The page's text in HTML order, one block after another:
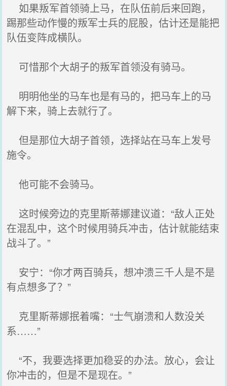
如果叛军首领骑上马，在队伍前后来回跑，
踢那些动作慢的叛军士兵的屁股，估计还是能把
队伍变阵成横队。
可惜那个大胡子的叛军首领没有骑马。
明明他坐的马车也是有马的，把马车上的马
解下来，骑上去就行了。
但是那位大胡子首领，选择站在马车上发号
施令。
他可能不会骑马。
这时候旁边的克里斯蒂娜建议道：“敌人正处
在混乱中，这个时候用骑兵冲击，估计就能结束
战斗了。”
安宁：“你才两百骑兵，想冲溃三千人是不是
有点想多了？”
克里斯蒂娜抿着嘴：“士气崩溃和人数没关
系……”
“不，我要选择更加稳妥的办法。放心，会让
你冲击的，但是不是现在。”